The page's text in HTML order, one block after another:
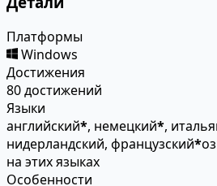
Платформы
Windows
Достижения
80 достижений
Языки
английский*, немецкий*,
нидерландский, французский*
на этих языках
Особенности